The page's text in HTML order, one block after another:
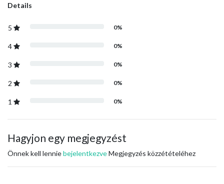
Details
5 0%
4 0%
3 0%
2 0%
1 0%
Hagyjon egy megjegyzést
Önnek kell lenniebejelentkezveMegjegyzés közzétételéhez